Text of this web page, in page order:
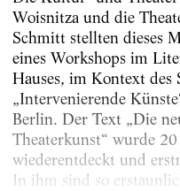
Woisnitza und die
Schmitt stellten dieses
eines Workshops im
Hauses, im Kontext des
„Intervenierende
Berlin. Der Text „Die
Theaterkunst“ wurde
wiederentdeckt und
In ihm sind so